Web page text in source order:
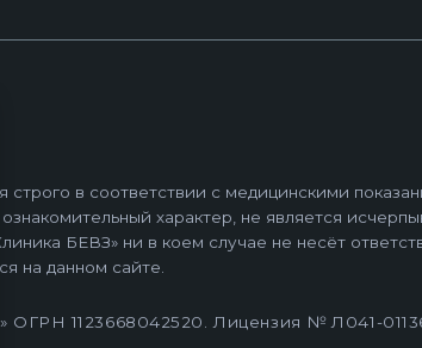
предоставления медицинскими организациями
Лицензия № Л041-01136-36/00361113